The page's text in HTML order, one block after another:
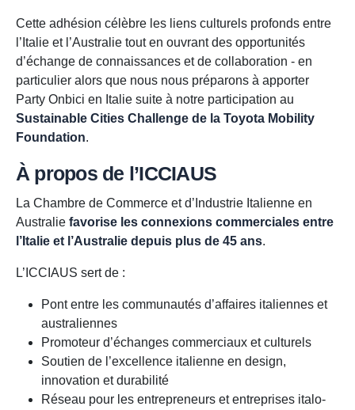
Cette adhésion célèbre les liens culturels profonds entre
l’Italie et l’Australie tout en ouvrant des opportunités
d’échange de connaissances et de collaboration - en
particulier alors que nous nous préparons à apporter
Party Onbici en Italie suite à notre participation au
Sustainable Cities Challenge de la Toyota Mobility
Foundation.
À propos de l’ICCIAUS
La Chambre de Commerce et d’Industrie Italienne en
Australie favorise les connexions commerciales entre
l’Italie et l’Australie depuis plus de 45 ans.
L’ICCIAUS sert de :
Pont entre les communautés d’affaires italiennes et
australiennes
Promoteur d’échanges commerciaux et culturels
Soutien de l’excellence italienne en design,
innovation et durabilité
Réseau pour les entrepreneurs et entreprises italo-